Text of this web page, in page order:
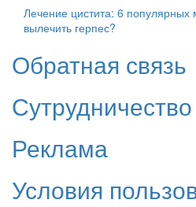
Лечение цистита: 6
вылечить герпес?
Обратная связь
Сутрудничество
Реклама
Условия